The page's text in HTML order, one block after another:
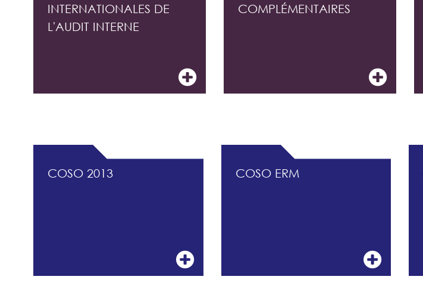
INTERNATIONALES DE
L'AUDIT INTERNE
COMPLÉMENTAIRES
COSO 2013 COSO ERM